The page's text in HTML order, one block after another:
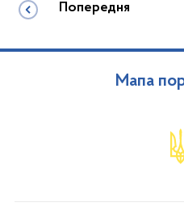
Попередня
Мапа